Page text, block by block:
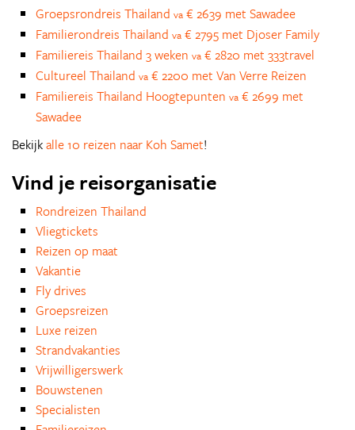
Groepsrondreis Thailand va € 2639 met Sawadee
Familierondreis Thailand va € 2795 met Djoser Family
Familiereis Thailand 3 weken va € 2820 met 333travel
Cultureel Thailand va € 2200 met Van Verre Reizen
Familiereis Thailand Hoogtepunten va € 2699 met
Sawadee
Bekijkalle 10 reizen naar Koh Samet!
Vind je reisorganisatie
Rondreizen Thailand
Vliegtickets
Reizen op maat
Vakantie
Fly drives
Groepsreizen
Luxe reizen
Strandvakanties
Vrijwilligerswerk
Bouwstenen
Specialisten